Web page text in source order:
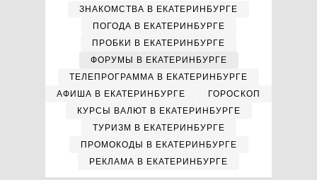
ЗНАКОМСТВА В ЕКАТЕРИНБУРГЕ
ПОГОДА В ЕКАТЕРИНБУРГЕ
ПРОБКИ В ЕКАТЕРИНБУРГЕ
ФОРУМЫ В ЕКАТЕРИНБУРГЕ
ТЕЛЕПРОГРАММА В ЕКАТЕРИНБУРГЕ
АФИША В ЕКАТЕРИНБУРГЕ
ГОРОСКОП
КУРСЫ ВАЛЮТ В ЕКАТЕРИНБУРГЕ
ТУРИЗМ В ЕКАТЕРИНБУРГЕ
ПРОМОКОДЫ В ЕКАТЕРИНБУРГЕ
РЕКЛАМА В ЕКАТЕРИНБУРГЕ